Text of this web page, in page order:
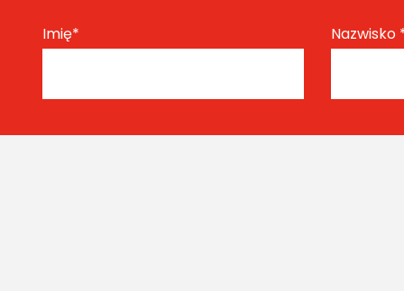
Imię* Nazwisko